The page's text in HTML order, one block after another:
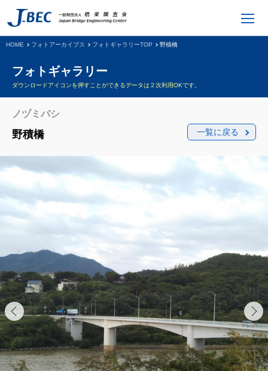
HOME フォトアーカイブス フォトギャラリーTOP 野積橋
フォトギャラリー
ダウンロードアイコンを押すことができるデータは２次利用OKです。
一覧に戻る
ノヅミバシ
野積橋